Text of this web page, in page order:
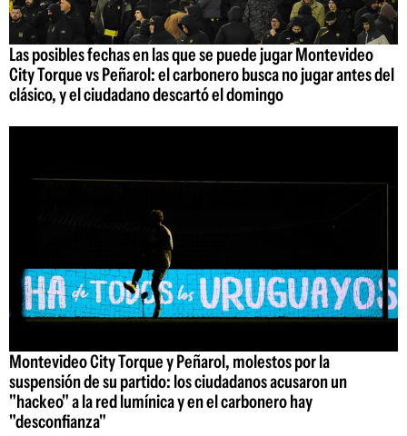
Las posibles fechas en las que se puede jugar Montevideo
City Torque vs Peñarol: el carbonero busca no jugar antes del
clásico, y el ciudadano descartó el domingo
Montevideo City Torque y Peñarol, molestos por la
suspensión de su partido: los ciudadanos acusaron un
"hackeo" a la red lumínica y en el carbonero hay
"desconfianza"